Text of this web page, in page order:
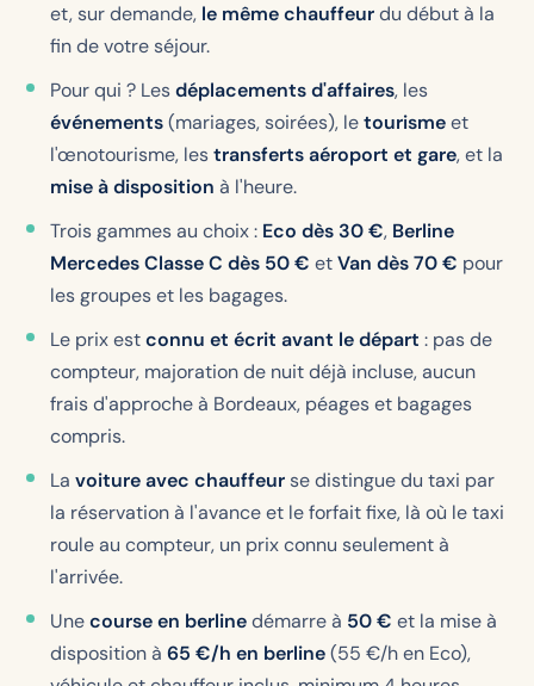
et, sur demande, le même chauffeurdu début à la
fin de votre séjour.
Pour qui ? Lesdéplacements d'affaires, les
événements(mariages, soirées), letourismeet
l'œnotourisme, lestransferts aéroport et gare, et la
mise à disposition à l'heure.
Trois gammes au choix : Eco dès 30 €, Berline
Mercedes Classe C dès 50 € etVan dès 70 € pour
les groupes et les bagages.
Le prix estconnu et écrit avant le départ : pas de
compteur, majoration de nuit déjà incluse, aucun
frais d'approche à Bordeaux, péages et bagages
compris.
La voiture avec chauffeurse distingue du taxi par
la réservation à l'avance et le forfait fixe, là où le taxi
roule au compteur, un prix connu seulement à
l'arrivée.
Unecourse en berlinedémarre à 50 € et la mise à
disposition à 65 €/h en berline(55 €/h en Eco),